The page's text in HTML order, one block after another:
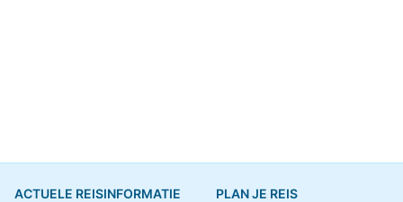
ACTUELE REISINFORMATIE PLAN JE REIS